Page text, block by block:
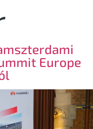
Europe